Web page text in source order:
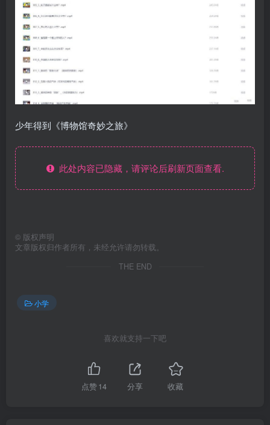
少年得到《博物馆奇妙之旅》
此处内容已隐藏，请评论后刷新页面查看.
© 版权声明
文章版权归作者所有，未经允许请勿转载。
THE END
小学
喜欢就支持一下吧
点赞14 分享 收藏